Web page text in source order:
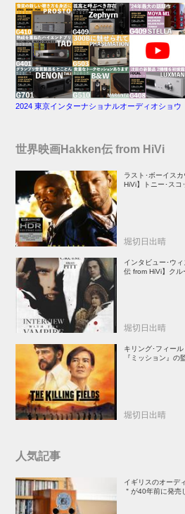
2024 東京インターナショナルオーディオショウ
世界映画Hakken伝 from HiVi
ラスト･ボーイス
HiVi】トニー･ス
堀切日出晴
インタビュー･ウ
伝 from HiVi】クル
堀切日出晴
キリング･フィー
『ミッション』の
堀切日出晴
人気記事
イギリスのオーデ
＂が40年前に発売